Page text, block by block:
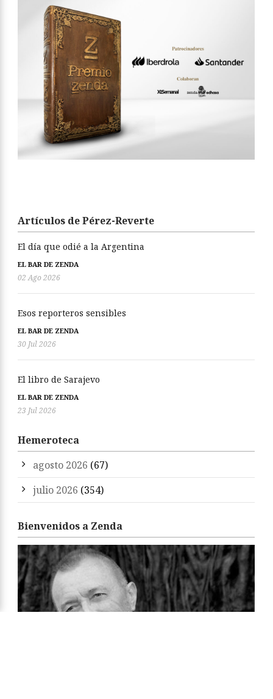
Artículos de Pérez-Reverte
El día que odié a la Argentina
EL BAR DE ZENDA
02 Ago 2026
Esos reporteros sensibles
EL BAR DE ZENDA
30 Jul 2026
El libro de Sarajevo
EL BAR DE ZENDA
23 Jul 2026
Hemeroteca
agosto 2026 (67)
julio 2026 (354)
Bienvenidos a Zenda